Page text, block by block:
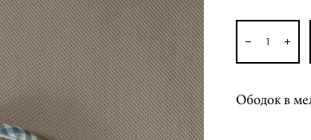
Ободок в